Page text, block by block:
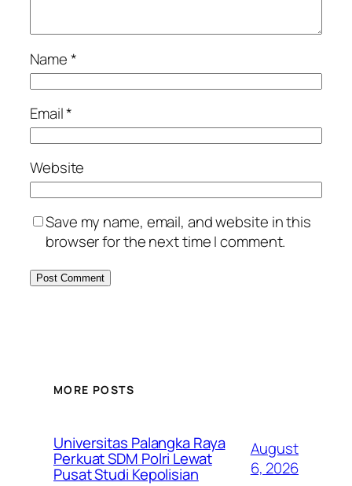
Name*
Email*
Website
Save my name, email, and website in this
browser for the next time I comment.
MORE POSTS
Universitas Palangka Raya
Perkuat SDM Polri Lewat
Pusat Studi Kepolisian
August
6, 2026